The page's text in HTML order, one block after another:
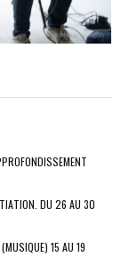
DU 26 AU 30
15 AU 19